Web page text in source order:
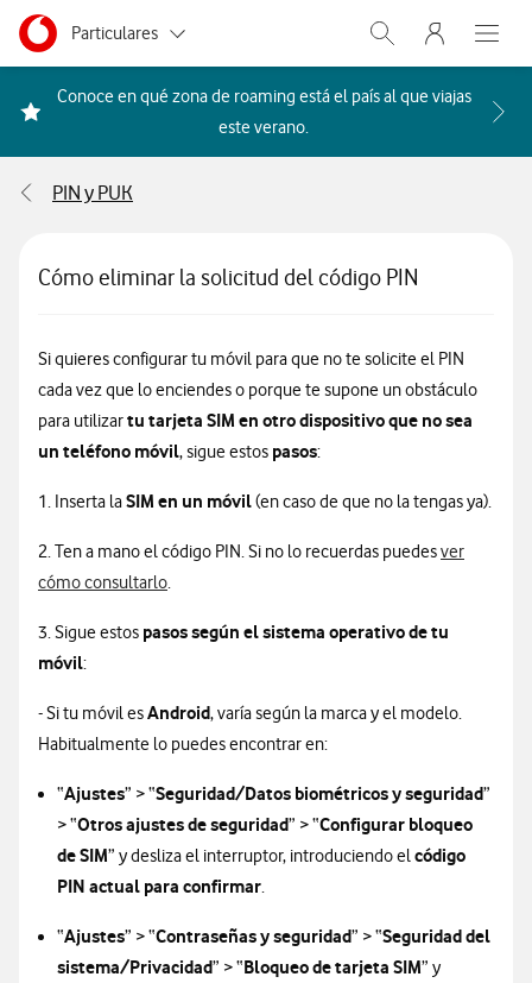
Ir a la pagina principal de vodafone.es
Menu navegación Segmento
Particulares
Autónomos
Grandes empresas
Abrir buscador.
Menu
Abre
Conoce en qué zona de roaming está el país al que viajas
este verano. Acceder a la FAQ Qué
PIN y PUK
Cómo eliminar la solicitud del código PIN
Si quieres configurar tu móvil para que no te solicite el PIN
cada vez que lo enciendes o porque te supone un obstáculo
para utilizartu tarjeta SIM en otro dispositivo que no sea
un teléfono móvil, sigue estos pasos:
1. Inserta laSIM en un móvil(en caso de que no la tengas ya).
2. Ten a mano el código PIN. Si no lo recuerdas puedesver
cómo consultarlo.
3. Sigue estos pasos según el sistema operativo de tu
móvil:​
- Si tu móvil esAndroid, varía según la marca y el modelo.
Habitualmente lo puedes encontrar en:
“Ajustes” > “Seguridad/Datos biométricos y seguridad”
> “Otros ajustes de seguridad” > “Configurar bloqueo
de SIM” y desliza el interruptor, introduciendo elcódigo
PIN actual para confirmar.
“Ajustes” > “Contraseñas y seguridad” > “Seguridad del
sistema/Privacidad” > “Bloqueo de tarjeta SIM” y